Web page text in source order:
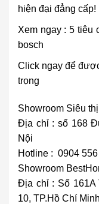
hiện đại đẳng cấp!
Xem ngay :5 tiêu
bosch
Click ngay để
trọng
Showroom Siêu
Địa chỉ : số 168
Nội
Hotline : 0904
Showroom
Địa chỉ : Số 161A
10, TP.Hồ Chí Minh